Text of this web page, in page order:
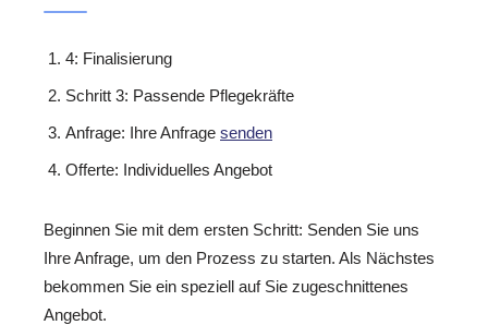
4: Finalisierung
Schritt 3: Passende Pflegekräfte
Anfrage: Ihre Anfrage senden
Offerte: Individuelles Angebot
Beginnen Sie mit dem ersten Schritt: Senden Sie uns
Ihre Anfrage, um den Prozess zu starten. Als Nächstes
bekommen Sie ein speziell auf Sie zugeschnittenes
Angebot.